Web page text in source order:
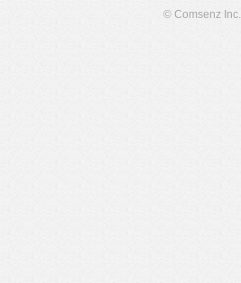
© Comsenz Inc.